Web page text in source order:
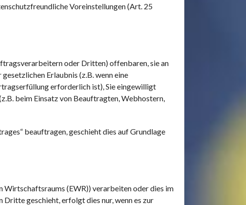
Voreinstellungen (Art. 25
oder Dritten) offenbaren, sie an
Erlaubnis (z.B. wenn eine
erforderlich ist), Sie eingewilligt
beim Einsatz von Beauftragten, Webhostern,
beauftragen, geschieht dies auf Grundlage
Wirtschaftsraums (EWR)) verarbeiten oder dies im
geschieht, erfolgt dies nur, wenn es zur